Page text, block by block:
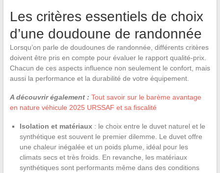
Les critères essentiels de choix
d’une doudoune de randonnée
Lorsqu’on parle de doudounes de randonnée, différents critères
doivent être pris en compte pour évaluer le rapport qualité-prix.
Chacun de ces aspects influence non seulement le confort, mais
aussi la performance et la durabilité de votre équipement.
A découvrir également : Tout savoir sur le barème avantage
en nature véhicule 2025 URSSAF et sa fiscalité
Isolation et matériaux: le choix entre le duvet naturel et le
synthétique est souvent le premier dilemme. Le duvet offre
une chaleur inégalée et un poids plume, idéal pour les
climats secs et très froids. En revanche, les matériaux
synthétiques sont performants même dans des conditions